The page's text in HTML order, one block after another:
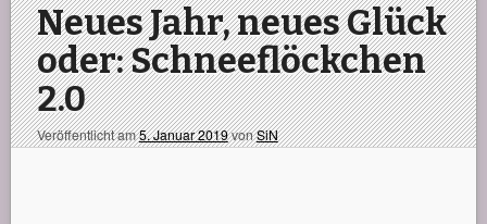
Neues Jahr, neues Glück
oder: Schneeflöckchen
2.0
Veröffentlicht am5. Januar 2019vonSiN